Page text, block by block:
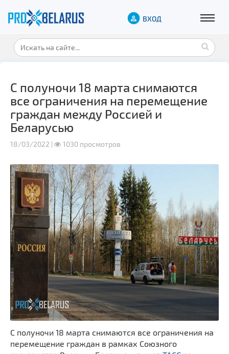
ВХОД
С полуночи 18 марта снимаются
все ограничения на перемещение
граждан между Россией и
Беларусью
18/03/2022 | 1030 просмотров
С полуночи 18 марта снимаются все ограничения на
перемещение граждан в рамках Союзного